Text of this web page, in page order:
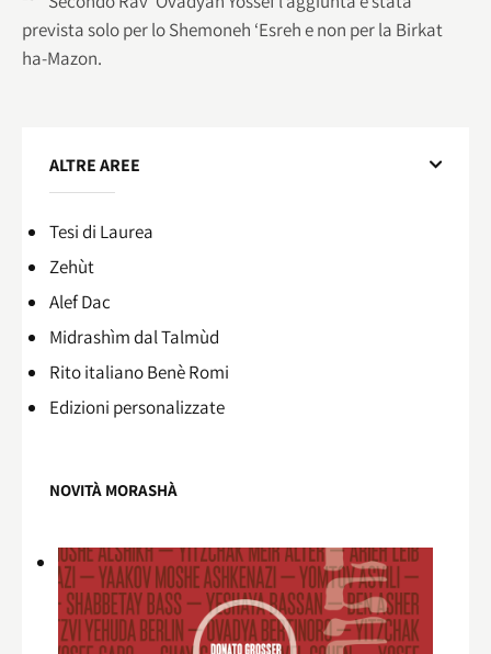
prevista solo per lo Shemoneh ‘Esreh e non per la Birkat
ha-Mazon.
ALTRE AREE
Tesi di Laurea
Zehùt
Alef Dac
Midrashìm dal Talmùd
Rito italiano Benè Romi​
Edizioni personalizzate
NOVITÀ MORASHÀ